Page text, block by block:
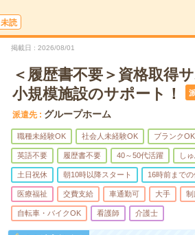
未読
掲載日 2026/08/01
＜履歴書不要＞資格取得
小規模施設のサポート！
派遣先 グループホーム
職種未経験OK 社会人未経験OK ブランクOK
英語不要 履歴書不要 40～50代活躍 し
土日祝休 朝10時以降スタート 16時前までの
医療福祉 交費支給 車通勤可 大手 制
自転車・バイクOK 看護師 介護士